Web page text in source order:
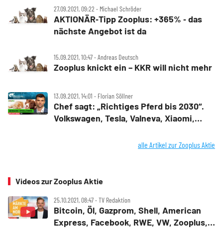
27.09.2021, 09:22 ‧ Michael Schröder
AKTIONÄR‑Tipp Zooplus: +365% ‑ das
nächste Angebot ist da
15.09.2021, 10:47 ‧ Andreas Deutsch
Zooplus knickt ein – KKR will nicht mehr
13.09.2021, 14:01 ‧ Florian Söllner
Chef sagt: „Richtiges Pferd bis 2030“.
Volkswagen, Tesla, Valneva, Xiaomi,
alle Artikel zur Zooplus Aktie
Videos zur Zooplus Aktie
25.10.2021, 08:47 ‧ TV Redaktion
Bitcoin, Öl, Gazprom, Shell, American
Express, Facebook, RWE, VW, Zooplus,